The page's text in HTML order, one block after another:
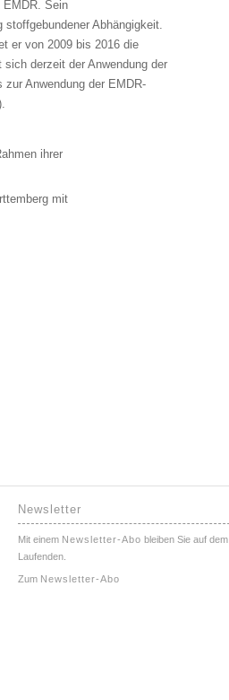
EMDR. Sein
Abhängigkeit.
er von 2009 bis 2016 die
derzeit der Anwendung der
Anwendung der EMDR-
ihrer
mit
Newsletter
Mit einem Newsletter-Abo bleiben Sie auf dem
Laufenden.
Zum Newsletter-Abo